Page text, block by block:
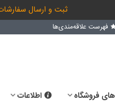
ثبت و ارسال
فهرست علاقه‌مندی‌ها
فروشگاه اطلاعات